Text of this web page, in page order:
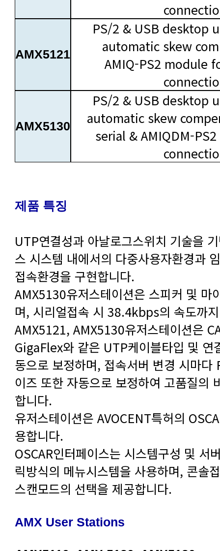
AMX5121
PS/2 & USB desktop
automatic skew
AMX5130
PS/2 & USB desktop
automatic skew
제품 특징
접속환경을 구현합니다.
며, 시리얼접속 시 38.4kbps의 속도까
합니다.
용합니다.
스캔모드의 선택을 제공합니다.
AMX User Stations